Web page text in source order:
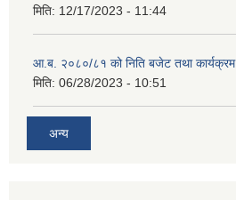
मिति: 12/17/2023 - 11:44
आ.ब. २०८०/८१ को निति बजेट तथा कार्यक्रम
मिति: 06/28/2023 - 10:51
अन्य